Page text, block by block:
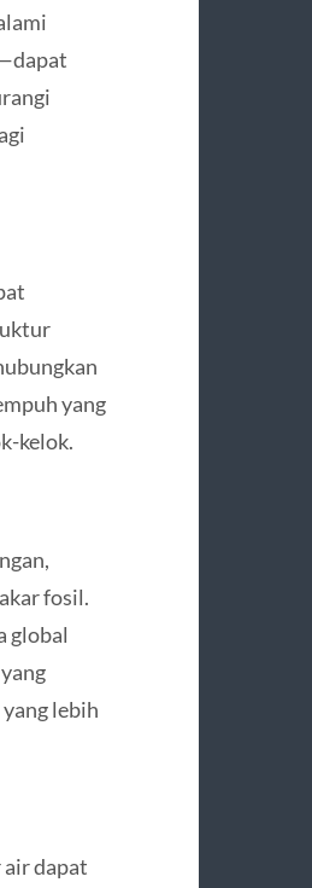
yang
kelok.
fosil.
global
lebih
dapat